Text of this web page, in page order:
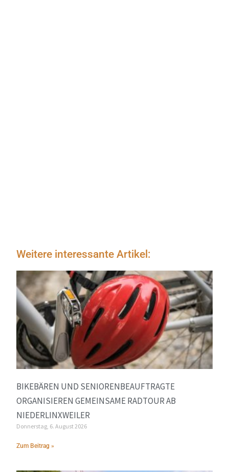
Weitere interessante Artikel:
BIKEBÄREN UND SENIORENBEAUFTRAGTE
ORGANISIEREN GEMEINSAME RADTOUR AB
NIEDERLINXWEILER
Donnerstag, 6. August 2026
Zum Beitrag »